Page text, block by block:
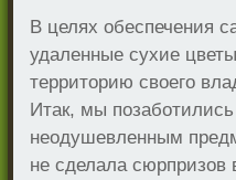
В целях обеспечения
удаленные сухие
территорию своего
Итак, мы
неодушевленным
не сделала сюрпризов